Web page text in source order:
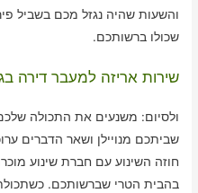
והשעות שהיה נגזל מכם בשביל
שכולו ברשותכם.
שירות אריזה למעבר דירה
ולסיום: משנעים את התכולה
שביתכם מנויילן ושאר הדברים
חוזה השינוע עם חברת שינוע
בהבית הטרי שברשותכם.